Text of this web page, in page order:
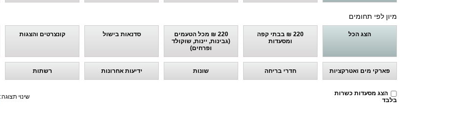
מיון לפי תחומים
הצג הכל
220 ₪ בבתי קפה
ומסעדות
220 ₪ מכל הטעמים
(גבינות, יינות, שוקולד
ופרחים)
סדנאות בישול קונצרטים והצגות
פארקי מים ואטרקציות חדרי בריחה שונות ידיעות אחרונות רשתות
הצג מסעדות כשרות
בלבד
שינוי תצוגה: